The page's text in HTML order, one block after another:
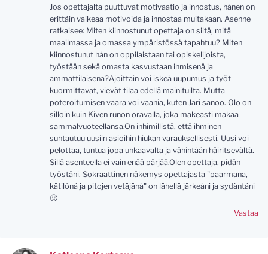
Jos opettajalta puuttuvat motivaatio ja innostus, hänen on
erittäin vaikeaa motivoida ja innostaa muitakaan. Asenne
ratkaisee: Miten kiinnostunut opettaja on siitä, mitä
maailmassa ja omassa ympäristössä tapahtuu? Miten
kiinnostunut hän on oppilaistaan tai opiskelijoista,
työstään sekä omasta kasvustaan ihmisenä ja
ammattilaisena?Ajoittain voi iskeä uupumus ja työt
kuormittavat, vievät tilaa edellä mainituilta. Mutta
poteroitumisen vaara voi vaania, kuten Jari sanoo. Olo on
silloin kuin Kiven runon oravalla, joka makeasti makaa
sammalvuoteellansa.On inhimillistä, että ihminen
suhtautuu uusiin asioihin hiukan varauksellisesti. Uusi voi
pelottaa, tuntua jopa uhkaavalta ja vähintään häiritsevältä.
Sillä asenteella ei vain enää pärjää.Olen opettaja, pidän
työstäni. Sokraattinen näkemys opettajasta "paarmana,
kätilönä ja pitojen vetäjänä" on lähellä järkeäni ja sydäntäni
🙂
Vastaa